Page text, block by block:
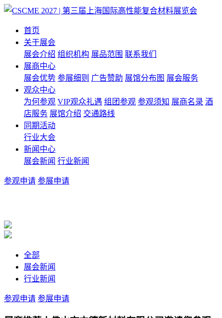
首页
关于展会
展会介绍 组织机构 展品范围 联系我们
展商中心
展会优势 参展细则 广告赞助 展馆分布图 展会服务
观众中心
为何参观 VIP观众礼遇 组团参观 参观须知 展商名录 酒
店服务 展馆介绍 交通路线
同期活动
行业大会
新闻中心
展会新闻 行业新闻
参观申请 参展申请
全部
展会新闻
行业新闻
参观申请 参展申请